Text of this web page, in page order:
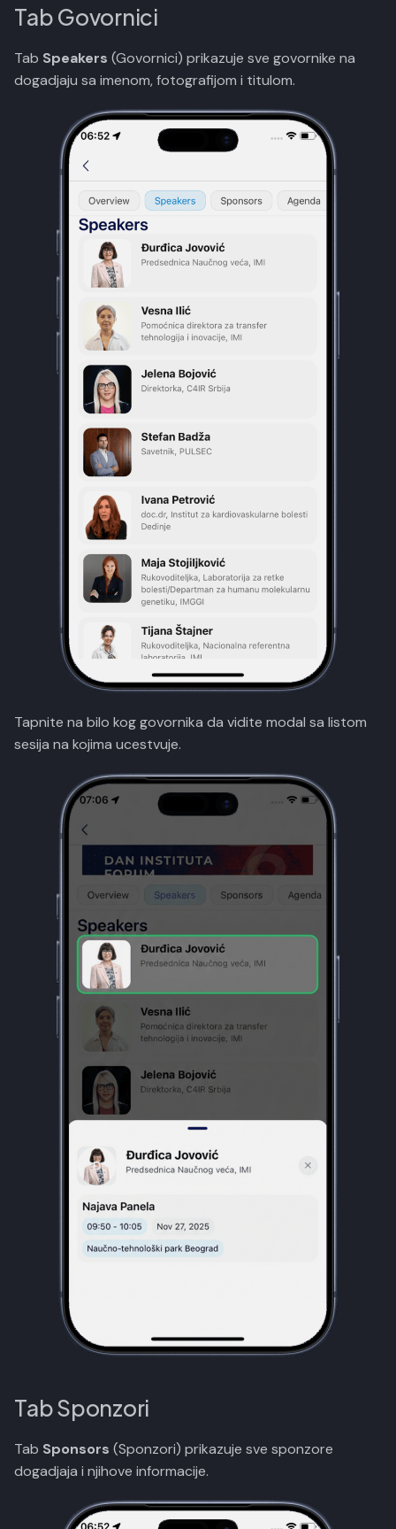
Tab Govornici
Tab Speakers (Govornici) prikazuje sve govornike na
dogadjaju sa imenom, fotografijom i titulom.
Tapnite na bilo kog govornika da vidite modal sa listom
sesija na kojima ucestvuje.
Tab Sponzori
Tab Sponsors (Sponzori) prikazuje sve sponzore
dogadjaja i njihove informacije.